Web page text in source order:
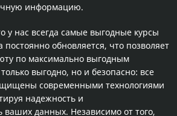
информацию.
у нас всегда самые выгодные курсы
обновляется, что позволяет
по максимально выгодным
выгодно, но и безопасно: все
современными технологиями
надежность и
ваших данных. Независимо от того,